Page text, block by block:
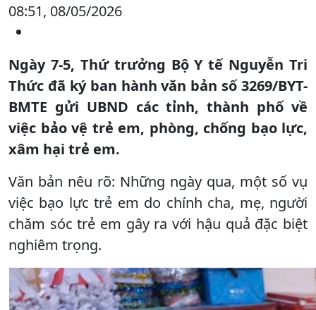
08:51, 08/05/2026
Ngày 7-5, Thứ trưởng Bộ Y tế Nguyễn Tri
Thức đã ký ban hành văn bản số 3269/BYT-
BMTE gửi UBND các tỉnh, thành phố về
việc bảo vệ trẻ em, phòng, chống bạo lực,
xâm hại trẻ em.
Văn bản nêu rõ: Những ngày qua, một số vụ
việc bạo lực trẻ em do chính cha, mẹ, người
chăm sóc trẻ em gây ra với hậu quả đặc biệt
nghiêm trọng.